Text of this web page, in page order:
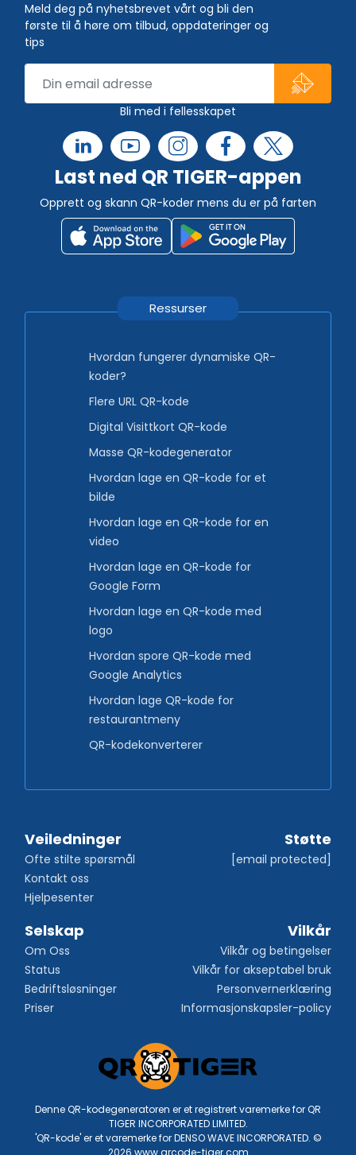
Meld deg på nyhetsbrevet vårt og bli den
første til å høre om tilbud, oppdateringer og
tips
Bli med i fellesskapet
Last ned QR TIGER-appen
Opprett og skann QR-koder mens du er på farten
Ressurser
Hvordan fungerer dynamiske QR-
koder?
Flere URL QR-kode
Digital Visittkort QR-kode
Masse QR-kodegenerator
Hvordan lage en QR-kode for et
bilde
Hvordan lage en QR-kode for en
video
Hvordan lage en QR-kode for
Google Form
Hvordan lage en QR-kode med
logo
Hvordan spore QR-kode med
Google Analytics
Hvordan lage QR-kode for
restaurantmeny
QR-kodekonverterer
Veiledninger
Ofte stilte spørsmål
Kontakt oss
Hjelpesenter
Støtte
[email protected]
Selskap
Om Oss
Status
Bedriftsløsninger
Priser
Vilkår
Vilkår og betingelser
Vilkår for akseptabel bruk
Personvernerklæring
Informasjonskapsler-policy
Denne QR-kodegeneratoren er et registrert varemerke for QR
TIGER INCORPORATED LIMITED.
'QR-kode' er et varemerke for DENSO WAVE INCORPORATED. ©
2026 www.qrcode-tiger.com